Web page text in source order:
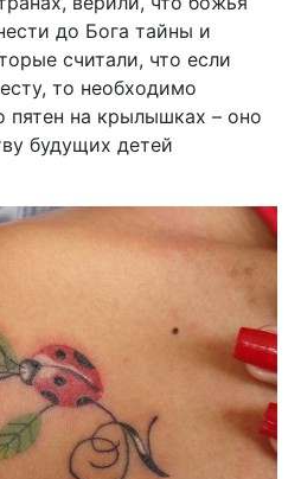
до Бога тайны и
считали, что если
то необходимо
пятен на крылышках – оно
будущих детей